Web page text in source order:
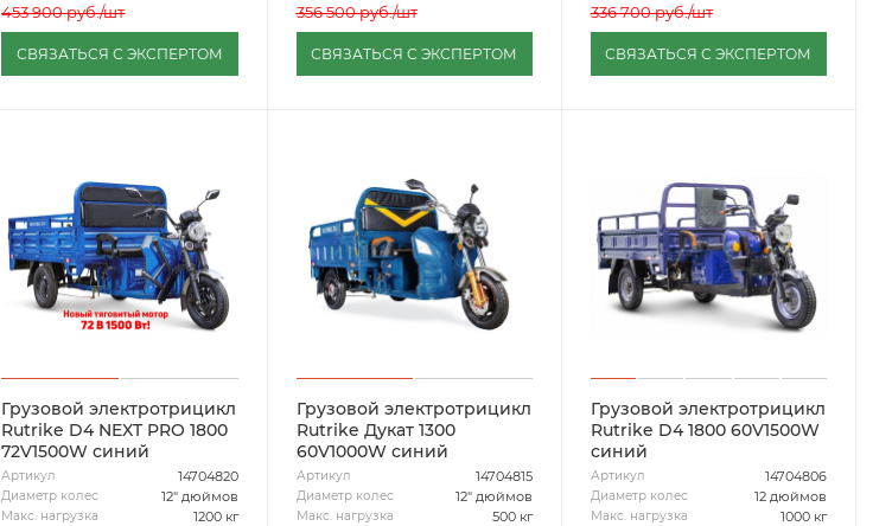
453 900руб./шт
СВЯЗАТЬСЯ С ЭКСПЕРТОМ
356 500руб./шт
СВЯЗАТЬСЯ С ЭКСПЕРТОМ
336 700руб./шт
СВЯЗАТЬСЯ С ЭКСПЕРТОМ
Грузовой электротрицикл
Rutrike D4 NEXT PRO 1800
72V1500W синий
Артикул 14704820
Диаметр колес 12" дюймов
Макс. нагрузка 1200 кг
Грузовой электротрицикл
Rutrike Дукат 1300
60V1000W синий
Артикул 14704815
Диаметр колес 12" дюймов
Макс. нагрузка 500 кг
Грузовой электротрицикл
Rutrike D4 1800 60V1500W
синий
Артикул 14704806
Диаметр колес 12 дюймов
Макс. нагрузка 1000 кг